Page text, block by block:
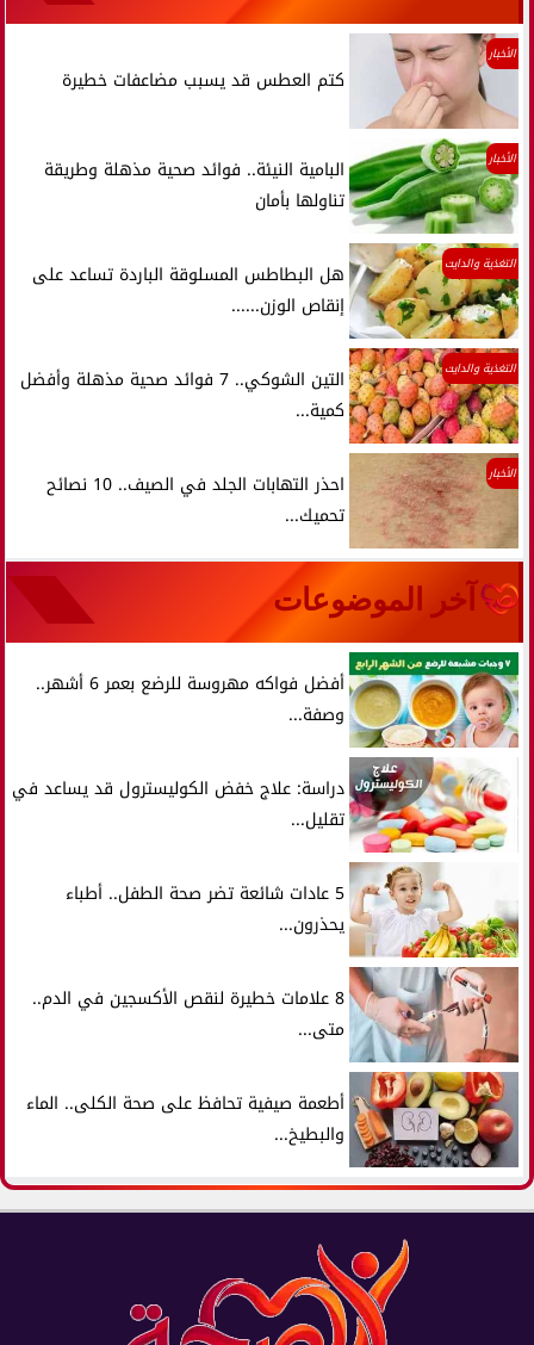
الأخبار
كتم العطس قد يسبب مضاعفات خطيرة
الأخبار
البامية النيئة.. فوائد صحية مذهلة وطريقة
تناولها بأمان
التغذية والدايت
هل البطاطس المسلوقة الباردة تساعد على
إنقاص الوزن......
التغذية والدايت
التين الشوكي.. 7 فوائد صحية مذهلة وأفضل
كمية...
الأخبار
احذر التهابات الجلد في الصيف.. 10 نصائح
تحميك...
آخر الموضوعات
أفضل فواكه مهروسة للرضع بعمر 6 أشهر..
وصفة...
دراسة: علاج خفض الكوليسترول قد يساعد في
تقليل...
5 عادات شائعة تضر صحة الطفل.. أطباء
يحذرون...
8 علامات خطيرة لنقص الأكسجين في الدم..
متى...
أطعمة صيفية تحافظ على صحة الكلى.. الماء
والبطيخ...